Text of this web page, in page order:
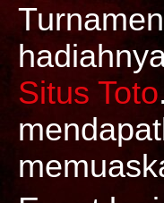
Situs Toto